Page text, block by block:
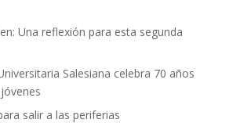
Una reflexión para esta segunda
Salesiana celebra 70 años
salir a las periferias